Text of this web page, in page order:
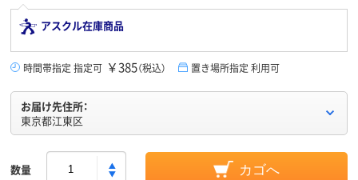
アスクル在庫商品
時間帯指定 指定可 ￥385（税込） 置き場所指定 利用可
お届け先住所：
東京都江東区
数量 カゴへ